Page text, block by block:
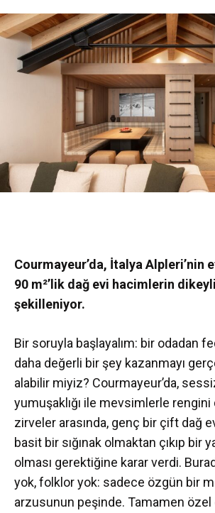
Courmayeur’da, İtalya Alpleri’nin
90 m²’lik dağ evi hacimlerin
şekilleniyor.
Bir soruyla başlayalım: bir odadan
daha değerli bir şey kazanmayı
alabilir miyiz? Courmayeur’da,
yumuşaklığı ile mevsimlerle
zirveler arasında, genç bir çift dağ
basit bir sığınak olmaktan çıkıp bir
olması gerektiğine karar verdi.
yok, folklor yok: sadece özgün bir
arzusunun peşinde. Tamamen özel